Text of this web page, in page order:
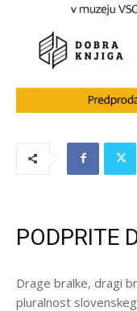
PODPRITE
Drage bralke, dragi
pluralnost